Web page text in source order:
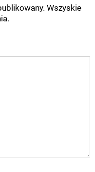
Wszyskie